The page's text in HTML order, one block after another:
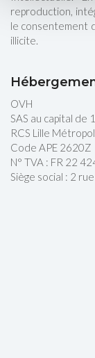
reproduction,
le consentement
illicite.
OVH
SAS au capital de
RCS Lille
Code APE 2620Z
N° TVA : FR 22
Siège social : 2